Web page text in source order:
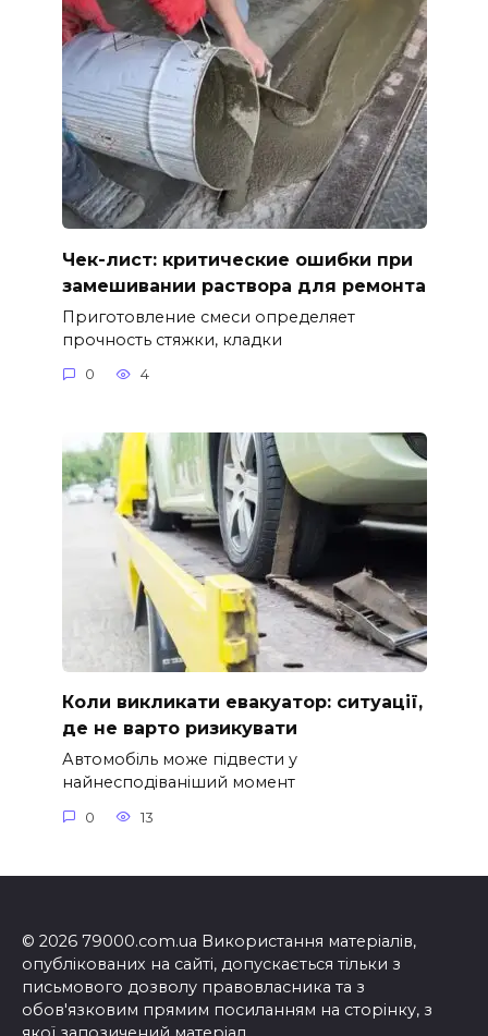
Чек-лист: критические ошибки при
замешивании раствора для ремонта
Приготовление смеси определяет
прочность стяжки, кладки
0 4
Коли викликати евакуатор: ситуації,
де не варто ризикувати
Автомобіль може підвести у
найнесподіваніший момент
0 13
© 2026 79000.com.ua Використання матеріалів,
опублікованих на сайті, допускається тільки з
письмового дозволу правовласника та з
обов'язковим прямим посиланням на сторінку, з